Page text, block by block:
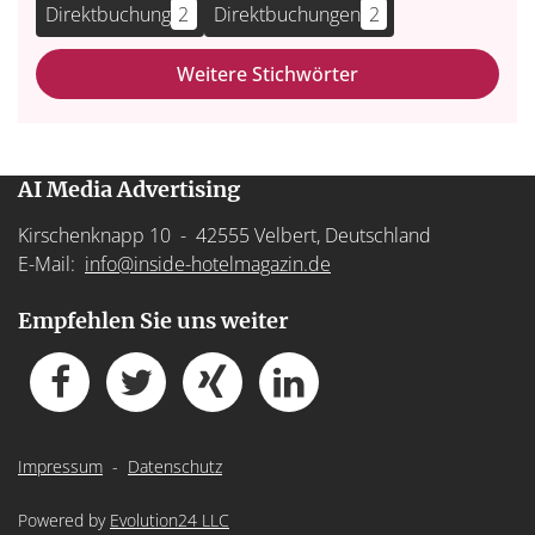
Direktbuchung 2 Direktbuchungen 2
Weitere Stichwörter
AI Media Advertising
Kirschenknapp 10 - 42555 Velbert, Deutschland
E-Mail: info@inside-hotelmagazin.de
Empfehlen Sie uns weiter
Impressum - Datenschutz
Powered by Evolution24 LLC